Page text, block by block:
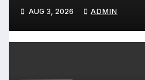
දේශපාලනය
AUG 3, 2026 ADMIN